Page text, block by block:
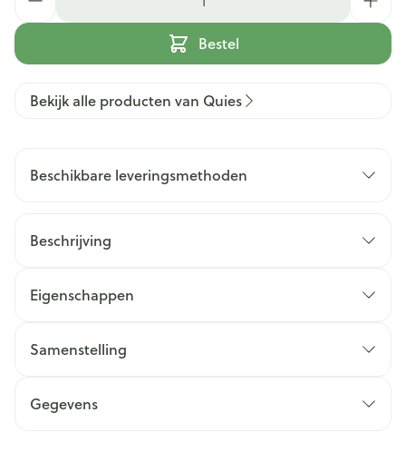
Bestel
Bekijk alle producten van Quies
Beschikbare leveringsmethoden
Beschrijving
Eigenschappen
Samenstelling
Gegevens